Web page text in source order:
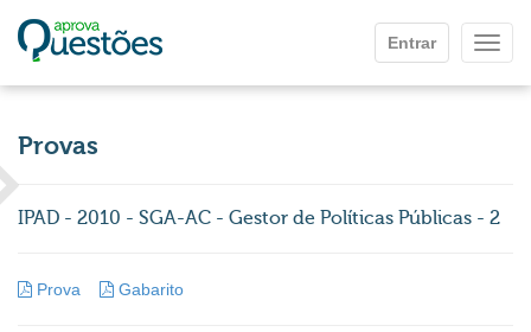
Entrar
Provas
IPAD - 2010 - SGA-AC - Gestor de Políticas Públicas - 2
Prova Gabarito